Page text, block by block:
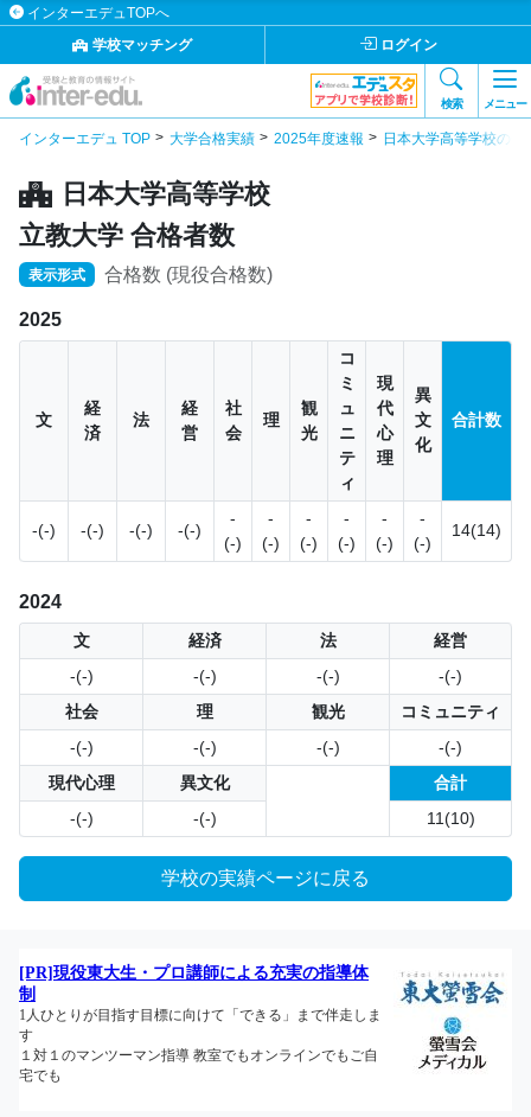
インターエデュTOPへ
学校マッチング
ログイン
検索 メニュー
インターエデュ TOP 大学合格実績 2025年度速報 日本大学高等学校の合
日本大学高等学校
立教大学 合格者数
表示形式 合格数 (現役合格数)
2025
文
経
済
法
経
営
社
会
理
観
光
コ
ミ
ュ
ニ
テ
ィ
現
代
心
理
異
文
化
合計数
-(-) -(-) -(-) -(-)
-
(-)
-
(-)
-
(-)
-
(-)
-
(-)
-
(-)
14(14)
2024
文 経済 法
経営
-(-)
-(-) -(-)
-(-)
社会
理 観光
コミュニティ
-(-)
-(-) -(-)
-(-)
現代心理
異文化
合計
-(-)
-(-) 11(10)
学校の実績ページに戻る